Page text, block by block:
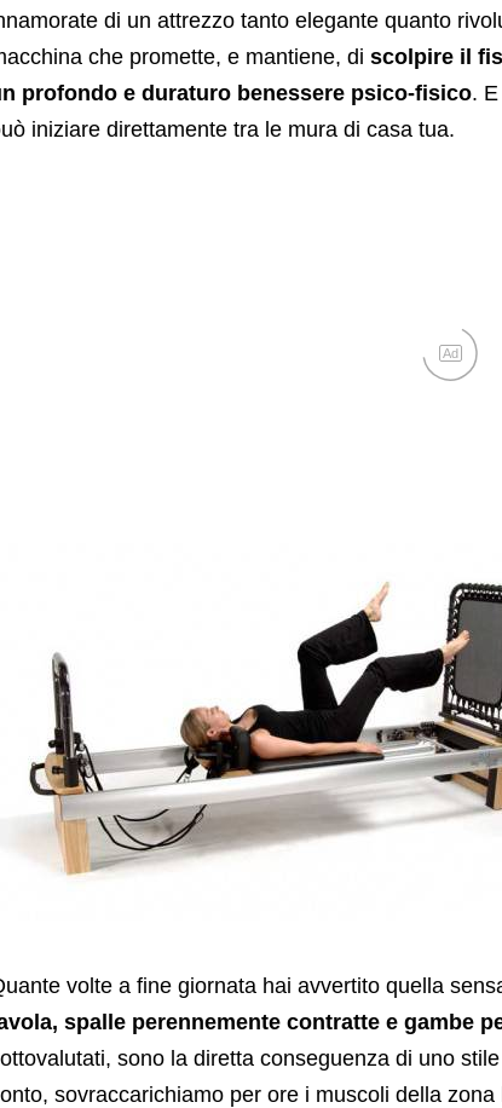
di un attrezzo tanto elegante quanto
che promette, e mantiene, di scolpire il
profondo e duraturo benessere psico-fisico.
iniziare direttamente tra le mura di casa tua.
Ad
volte a fine giornata hai avvertito quella
spalle perennemente contratte e gambe
sono la diretta conseguenza di uno
sovraccarichiamo per ore i muscoli della